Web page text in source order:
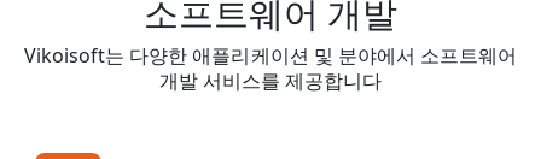
WHY US
서비스
소프트웨어 개발
Vikoisoft는 다양한 애플리케이션 및 분야에서 소프트웨어
개발 서비스를 제공합니다